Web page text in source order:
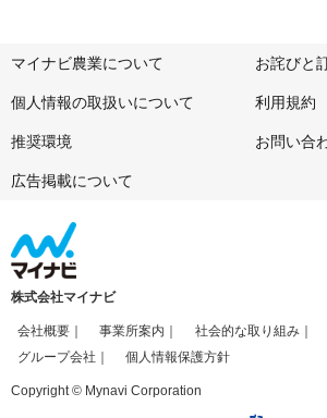
マイナビ農業について お詫びと
個人情報の取扱いについて 利用規約
推奨環境 お問い合
広告掲載について
株式会社マイナビ
会社概要 事業所案内 社会的な取り組み
グループ会社
個人情報保護方針
Copyright © Mynavi Corporation